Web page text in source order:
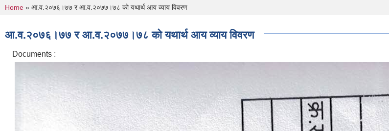
You are here
Home » आ.व.२०७६।७७ र आ.व.२०७७।७८ काे यथार्थ आय व्याय विवरण
आ.व.२०७६।७७ र आ.व.२०७७।७८ काे यथार्थ आय व्याय विवरण
Documents :